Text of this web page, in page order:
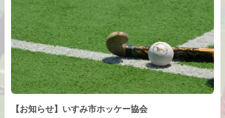
【お知らせ】いすみ市ホッケー協会